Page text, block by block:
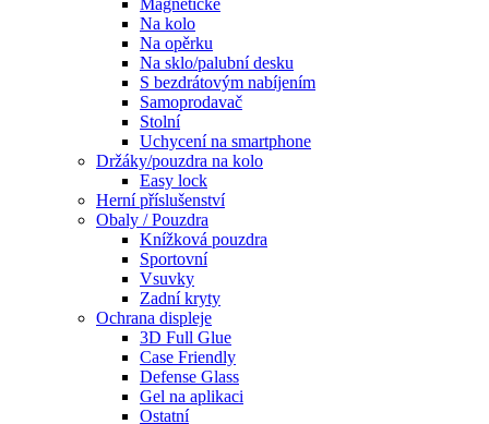
Na kolo
Na opěrku
Na sklo/palubní desku
S bezdrátovým nabíjením
Samoprodavač
Stolní
Uchycení na smartphone
Držáky/pouzdra na kolo
Easy lock
Herní příslušenství
Obaly / Pouzdra
Knížková pouzdra
Sportovní
Vsuvky
Zadní kryty
Ochrana displeje
3D Full Glue
Case Friendly
Defense Glass
Gel na aplikaci
Ostatní